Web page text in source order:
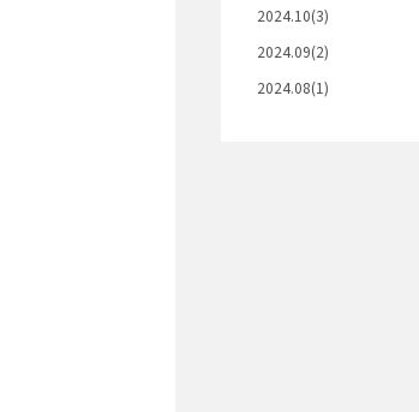
2024.10(3)
2024.09(2)
2024.08(1)